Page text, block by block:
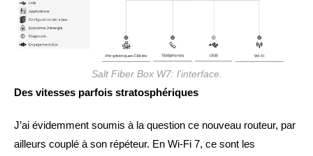
Salt Fiber Box W7: l’interface.
Des vitesses parfois stratosphériques
J’ai évidemment soumis à la question ce nouveau routeur, par
ailleurs couplé à son répéteur. En Wi-Fi 7, ce sont les